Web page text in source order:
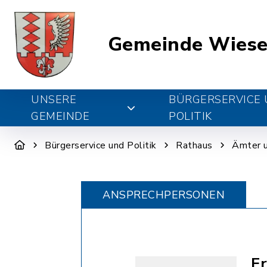
Gemeinde
UNSERE
GEMEINDE
BÜRGERSERVICE
POLITIK
Bürgerservice und Politik Rathaus Ämter
ANSPRECHPERSONEN